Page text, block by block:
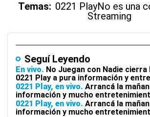
Temas: 0221 PlayNo es una
Streaming
Seguí Leyendo
En vivo No Juegan con Nadie cierra
0221 Play a pura información y
0221 Play, en vivo Arrancá la
información y mucho
0221 Play, en vivo Arrancá la
información y mucho